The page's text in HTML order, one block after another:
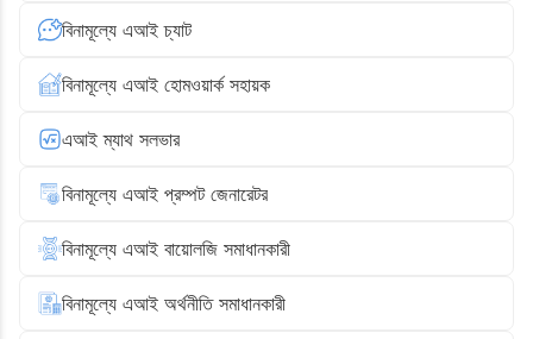
বিনামূল্যে এআই চ্যাট
বিনামূল্যে এআই হোমওয়ার্ক সহায়ক
এআই ম্যাথ সলভার
বিনামূল্যে এআই প্রম্পট জেনারেটর
বিনামূল্যে এআই বায়োলজি সমাধানকারী
বিনামূল্যে এআই অর্থনীতি সমাধানকারী